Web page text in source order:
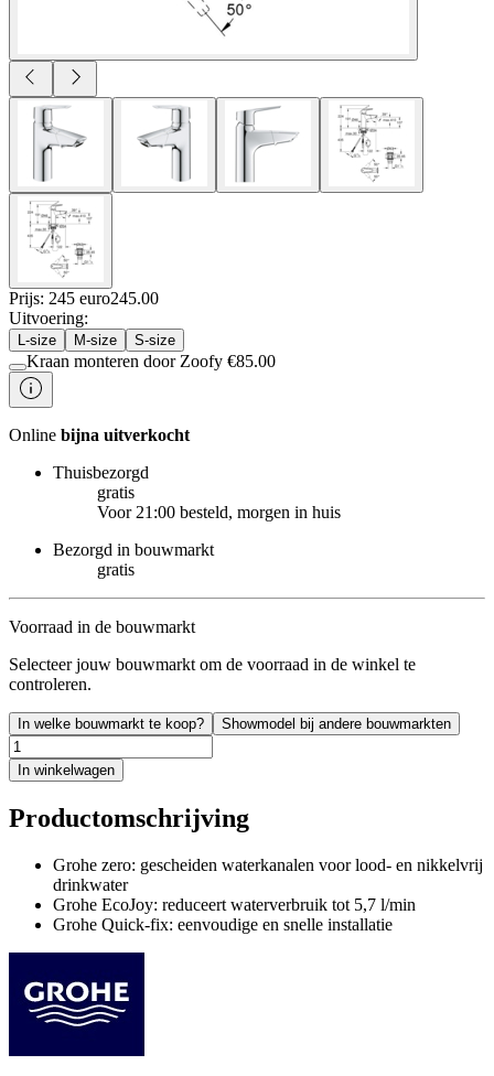
Prijs: 245 euro245.00
Uitvoering:
L-size M-size S-size
Kraan monteren door Zoofy €85.00
Online bijna uitverkocht
Thuisbezorgd
gratis
Voor 21:00 besteld, morgen in huis
Bezorgd in bouwmarkt
gratis
Voorraad in de bouwmarkt
Selecteer jouw bouwmarkt om de voorraad in de winkel te
controleren.
In welke bouwmarkt te koop? Showmodel bij andere bouwmarkten
In winkelwagen
Productomschrijving
Grohe zero: gescheiden waterkanalen voor lood- en nikkelvrij
drinkwater
Grohe EcoJoy: reduceert waterverbruik tot 5,7 l/min
Grohe Quick-fix: eenvoudige en snelle installatie